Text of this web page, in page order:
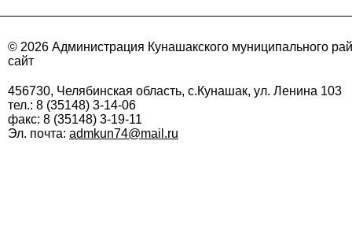
© 2026 Администрация Кунашакского муниципального
сайт
456730, Челябинская область, с.Кунашак, ул. Ленина 103
тел.: 8 (35148) 3-14-06
факс: 8 (35148) 3-19-11
Эл. почта: admkun74@mail.ru